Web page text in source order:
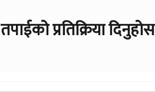
तपाईको प्रतिक्रिया दिनुहोस